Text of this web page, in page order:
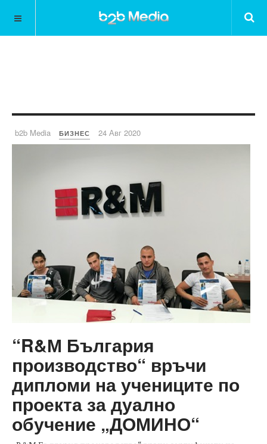
b2b Media БИЗНЕС 24 Авг 2020
“R&М България
производство“ връчи
дипломи на учениците по
проекта за дуално
обучение „ДОМИНО“